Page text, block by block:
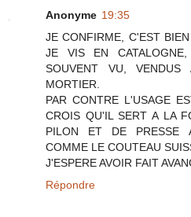
Anonyme 19:35
JE CONFIRME, C'EST
JE VIS EN
SOUVENT VU,
MORTIER.
PAR CONTRE L'USAGE
CROIS QU'IL SERT A LA
PILON ET DE PRESSE
COMME LE COUTEAU
J'ESPERE AVOIR FAIT
Répondre